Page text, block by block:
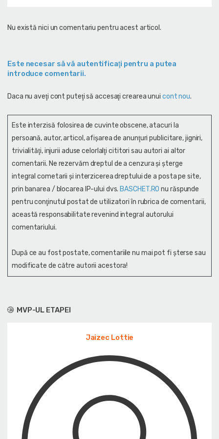
MVP-UL ETAPEI
Jaizec Lottie
Nu există nici un comentariu pentru acest articol.
Este necesar să vă autentificaţi pentru a putea
introduce comentarii.
Daca nu aveţi cont puteţi să accesaţi crearea unui cont nou.
Este interzisă folosirea de cuvinte obscene, atacuri la
persoană, autor, articol, afişarea de anunţuri publicitare, jigniri,
trivialităţi, injurii aduse celorlalţi cititori sau autori ai altor
comentarii. Ne rezervăm dreptul de a cenzura și şterge
integral cometarii și interzicerea dreptului de a posta pe site,
prin banarea / blocarea IP-ului dvs. BASCHET.RO nu răspunde
pentru conţinutul postat de utilizatori în rubrica de comentarii,
această responsabilitate revenind integral autorului
comentariului.
După ce au fost postate, comentariile nu mai pot fi șterse sau
modificate de către autorii acestora!